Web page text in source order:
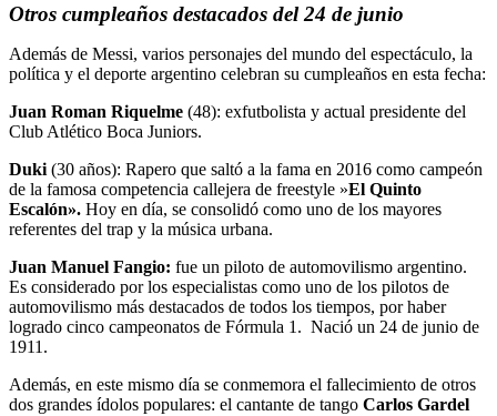
Otros cumpleaños destacados del 24 de junio
Además de Messi, varios personajes del mundo del espectáculo, la
política y el deporte argentino celebran su cumpleaños en esta fecha:
Juan Roman Riquelme (48): exfutbolista y actual presidente del
Club Atlético Boca Juniors.
Duki (30 años): Rapero que saltó a la fama en 2016 como campeón
de la famosa competencia callejera de freestyle »El Quinto
Escalón». Hoy en día, se consolidó como uno de los mayores
referentes del trap y la música urbana.
Juan Manuel Fangio: fue un piloto de automovilismo argentino.
Es considerado por los especialistas como uno de los pilotos de
automovilismo más destacados de todos los tiempos, por haber
logrado cinco campeonatos de Fórmula 1. Nació un 24 de junio de
1911.
Además, en este mismo día se conmemora el fallecimiento de otros
dos grandes ídolos populares: el cantante de tango Carlos Gardel